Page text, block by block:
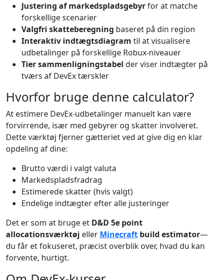
Justering af markedspladsgebyrfor at matche
forskellige scenarier
Valgfri skatteberegning baseret på din region
Interaktiv indtægtsdiagram til at visualisere
udbetalinger på forskellige Robux-niveauer
Tier sammenligningstabel der viser indtægter på
tværs af DevEx tærskler
Hvorfor bruge denne calculator?
At estimere DevEx-udbetalinger manuelt kan være
forvirrende, især med gebyrer og skatter involveret.
Dette værktøj fjerner gætteriet ved at give dig en klar
opdeling af dine:
Brutto værdi i valgt valuta
Markedspladsfradrag
Estimerede skatter (hvis valgt)
Endelige indtægter efter alle justeringer
Det er som at bruge et D&D 5e point
allocationsværktøj eller Minecraft build estimator—
du får et fokuseret, præcist overblik over, hvad du kan
forvente, hurtigt.